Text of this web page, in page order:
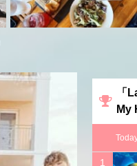
フ
ェ
イ
ー
「
My